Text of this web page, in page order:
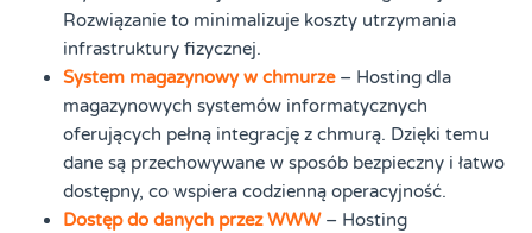
Rozwiązanie to minimalizuje koszty utrzymania
infrastruktury fizycznej.
System magazynowy w chmurze– Hosting dla
magazynowych systemów informatycznych
oferujących pełną integrację z chmurą. Dzięki temu
dane są przechowywane w sposób bezpieczny i łatwo
dostępny, co wspiera codzienną operacyjność.
Dostęp do danych przez WWW– Hosting